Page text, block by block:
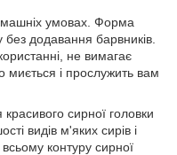
умовах. Форма
без додавання барвників.
не вимагає
миється і прослужить вам
сирної головки
видів м'яких сирів і
контуру сирної